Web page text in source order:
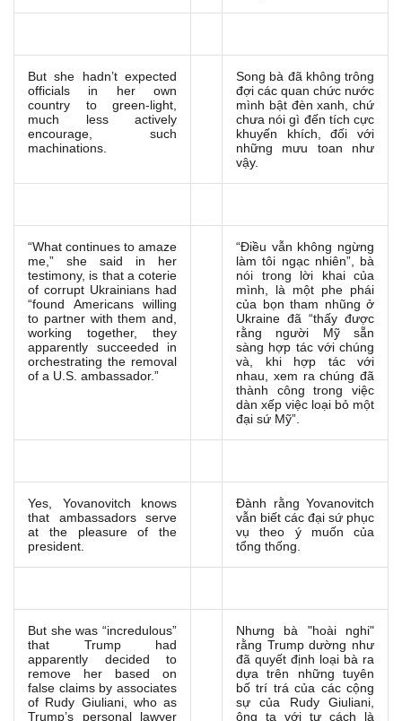
But she hadn’t expected
officials in her own
country to green-light,
much less actively
encourage, such
machinations.
Song bà đã không trông
đợi các quan chức nước
mình bật đèn xanh, chứ
chưa nói gì đến tích cực
khuyến khích, đối với
những mưu toan như
vậy.
“What continues to amaze
me,” she said in her
testimony, is that a coterie
of corrupt Ukrainians had
“found Americans willing
to partner with them and,
working together, they
apparently succeeded in
orchestrating the removal
of a U.S. ambassador.”
“Điều vẫn không ngừng
làm tôi ngạc nhiên”, bà
nói trong lời khai của
mình, là một phe phái
của bọn tham nhũng ở
Ukraine đã “thấy được
rằng người Mỹ sẵn
sàng hợp tác với chúng
và, khi hợp tác với
nhau, xem ra chúng đã
thành công trong việc
dàn xếp việc loại bỏ một
đại sứ Mỹ”.
Yes, Yovanovitch knows
that ambassadors serve
at the pleasure of the
president.
Đành rằng Yovanovitch
vẫn biết các đại sứ phục
vụ theo ý muốn của
tổng thống.
But she was “incredulous”
that Trump had
apparently decided to
remove her based on
false claims by associates
of Rudy Giuliani, who as
Trump’s personal lawyer
Nhưng bà "hoài nghi"
rằng Trump dường như
đã quyết định loại bà ra
dựa trên những tuyên
bố trí trá của các cộng
sự của Rudy Giuliani,
ông ta với tư cách là